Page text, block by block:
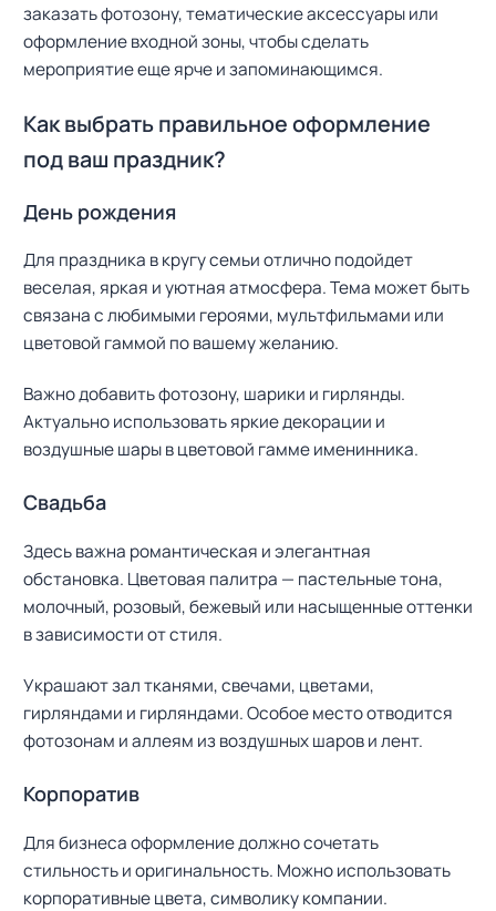
заказать фотозону, тематические аксессуары или
оформление входной зоны, чтобы сделать
мероприятие еще ярче и запоминающимся.
Как выбрать правильное оформление
под ваш праздник?
День рождения
Для праздника в кругу семьи отлично подойдет
веселая, яркая и уютная атмосфера. Тема может быть
связана с любимыми героями, мультфильмами или
цветовой гаммой по вашему желанию.
Важно добавить фотозону, шарики и гирлянды.
Актуально использовать яркие декорации и
воздушные шары в цветовой гамме именинника.
Свадьба
Здесь важна романтическая и элегантная
обстановка. Цветовая палитра — пастельные тона,
молочный, розовый, бежевый или насыщенные оттенки
в зависимости от стиля.
Украшают зал тканями, свечами, цветами,
гирляндами и гирляндами. Особое место отводится
фотозонам и аллеям из воздушных шаров и лент.
Корпоратив
Для бизнеса оформление должно сочетать
стильность и оригинальность. Можно использовать
корпоративные цвета, символику компании.
Н